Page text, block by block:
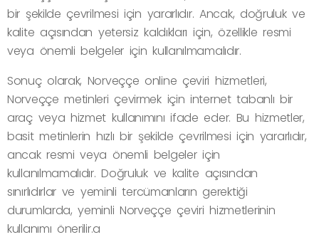
bir şekilde çevrilmesi için yararlıdır. Ancak, doğruluk ve
kalite açısından yetersiz kaldıkları için, özellikle resmi
veya önemli belgeler için kullanılmamalıdır.
Sonuç olarak, Norveççe online çeviri hizmetleri,
Norveççe metinleri çevirmek için internet tabanlı bir
araç veya hizmet kullanımını ifade eder. Bu hizmetler,
basit metinlerin hızlı bir şekilde çevrilmesi için yararlıdır,
ancak resmi veya önemli belgeler için
kullanılmamalıdır. Doğruluk ve kalite açısından
sınırlıdırlar ve yeminli tercümanların gerektiği
durumlarda, yeminli Norveççe çeviri hizmetlerinin
kullanımı önerilir.a